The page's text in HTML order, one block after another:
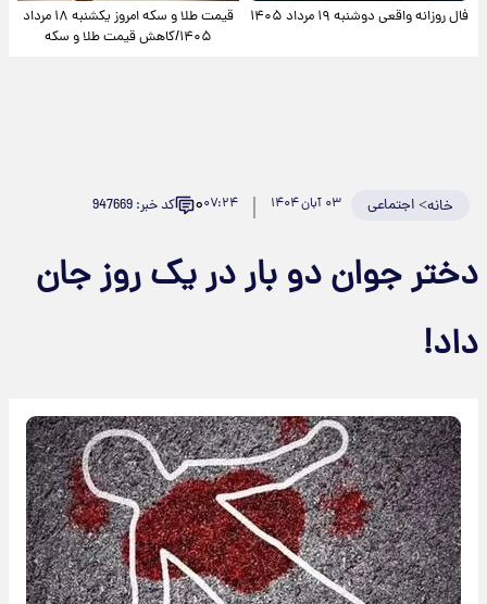
فال روزانه واقعی دوشنبه ۱۹ مرداد ۱۴۰۵
قیمت طلا و سکه امروز یکشنبه ۱۸ مرداد
۱۴۰۵/کاهش قیمت طلا و سکه
خانه>اجتماعی ۰۳ آبان ۱۴۰۴ ۰۷:۲۴۰ کد خبر: 947669
جوان دو بار در یک روز جان